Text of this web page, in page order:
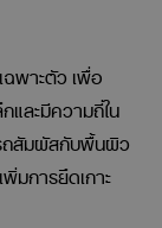
พาะตัว เพื่อ
และมีความถี่ใน
ถสัมผัสกับพื้นผิว
มการยึดเกาะ